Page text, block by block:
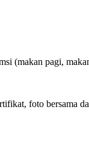
(makan pagi,
foto bersama